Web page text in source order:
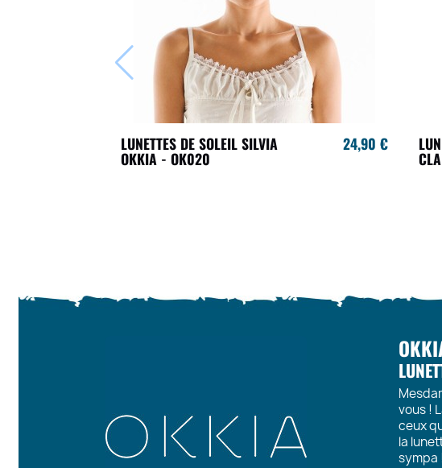
LUNETTES DE SOLEIL SILVIA
OKKIA - OK020
24,90 €
vous !
ceux
la
sympa !